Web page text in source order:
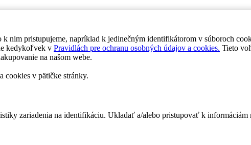
nim pristupujeme, napríklad k jedinečným identifikátorom v súboroch
kedykoľvek v Pravidlách pre ochranu osobných údajov a cookies. Tieto
na našom webe.
cookies v pätičke stránky.
zariadenia na identifikáciu. Ukladať a/alebo pristupovať k informáciám